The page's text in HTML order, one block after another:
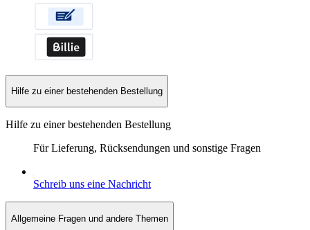
Hilfe zu einer bestehenden Bestellung
Hilfe zu einer bestehenden Bestellung
Für Lieferung, Rücksendungen und sonstige Fragen
Schreib uns eine Nachricht
Allgemeine Fragen und andere Themen